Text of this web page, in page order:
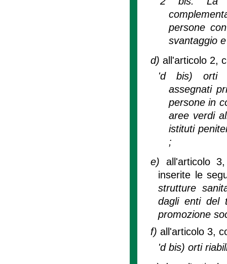
persone
svantaggio
d) all'articolo 2,
'd bis) orti
assegnati
persone in
aree verdi
istituti
;
e) all'articolo
inserite le
strutture
dagli enti del
promozione
f) all'articolo 3,
'd bis) orti